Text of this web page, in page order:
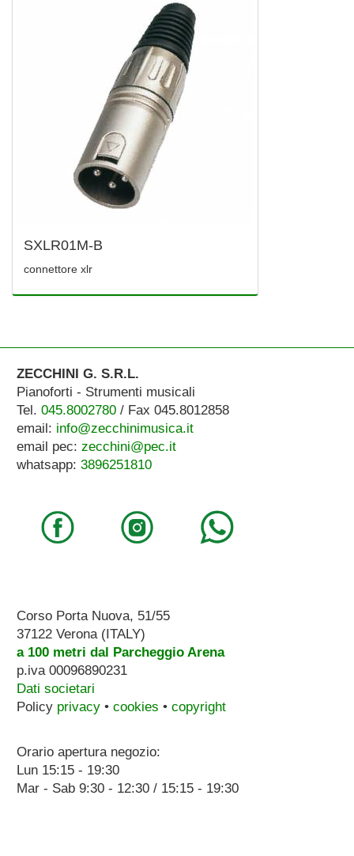
SXLR01M-B
connettore xlr
ZECCHINI G. S.R.L.
Pianoforti - Strumenti musicali
Tel. 045.8002780/ Fax 045.8012858
email: info@zecchinimusica.it
email pec: zecchini@pec.it
whatsapp: 3896251810
Corso Porta Nuova, 51/55
37122 Verona (ITALY)
a 100 metri dal Parcheggio Arena
p.iva 00096890231
Dati societari
Policy privacy• cookies • copyright
Orario apertura negozio:
Lun 15:15 - 19:30
Mar - Sab 9:30 - 12:30 / 15:15 - 19:30